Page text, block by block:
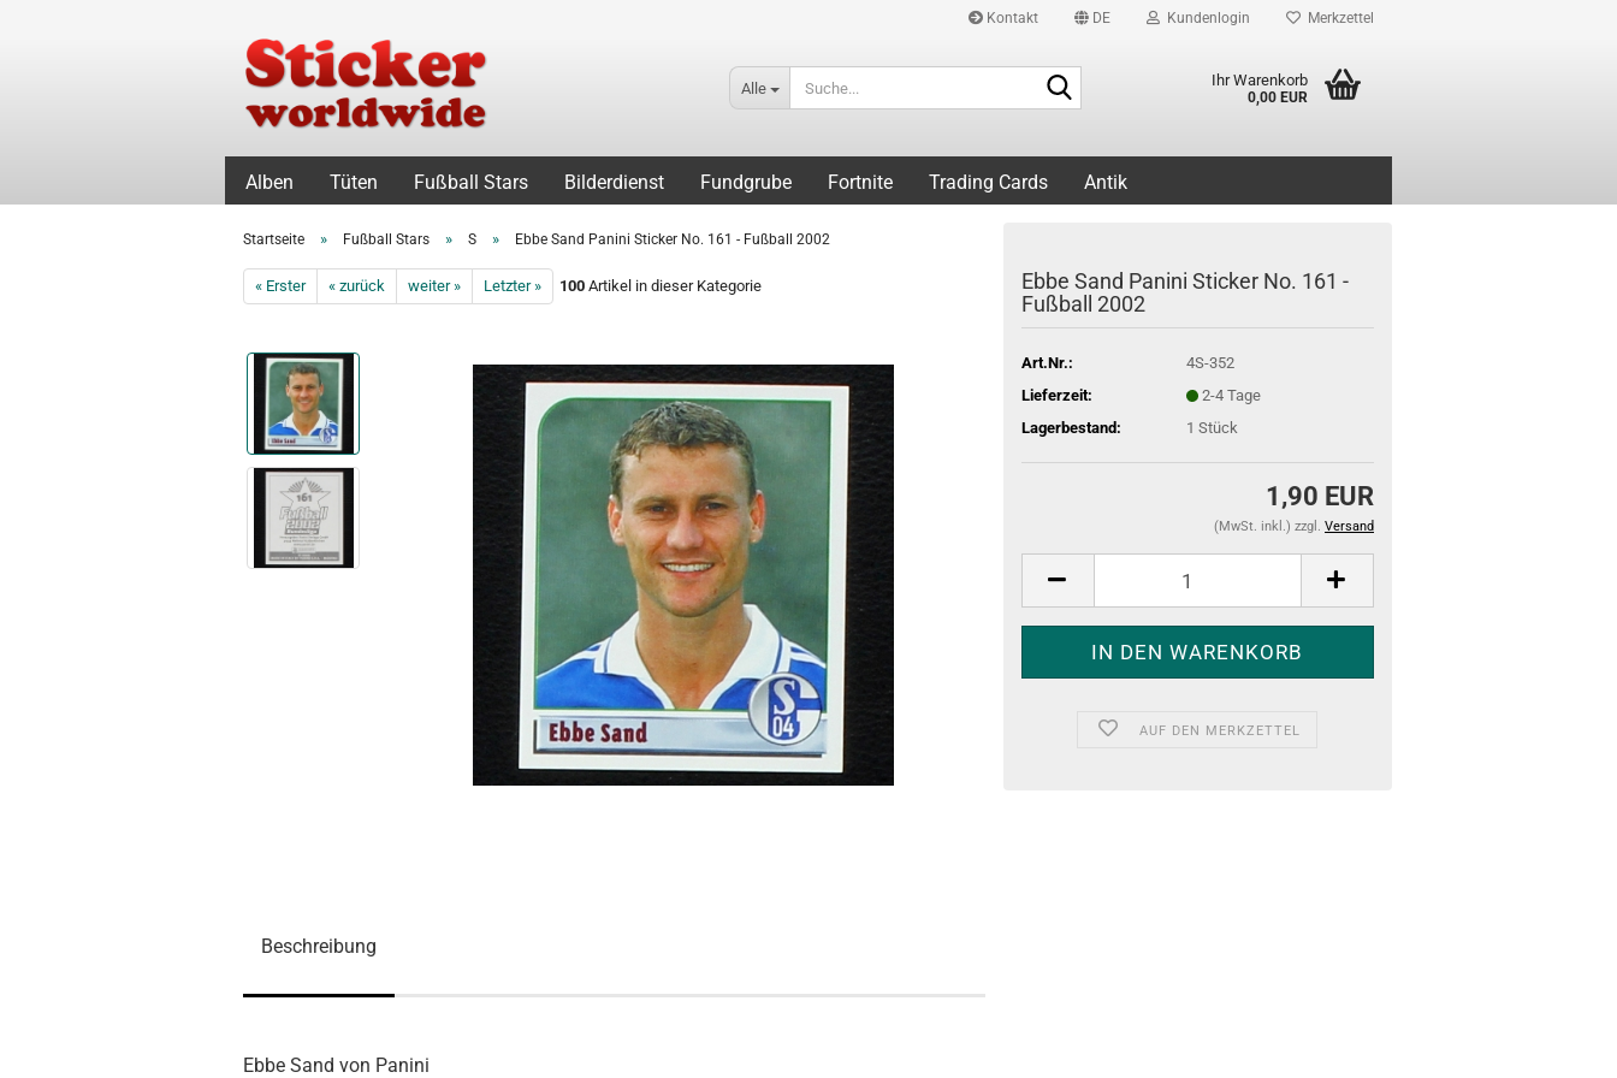
Kontakt DE Kundenlogin Merkzettel
Alle Ihr Warenkorb
0,00 EUR
Alben Tüten Fußball Stars Bilderdienst Fundgrube Fortnite Trading Cards Antik
Startseite » Fußball Stars » S » Ebbe Sand Panini Sticker No. 161 - Fußball 2002
« Erster « zurück weiter » Letzter » 100 Artikel in dieser Kategorie
Ebbe Sand Panini Sticker No. 161 -
Fußball 2002
Art.Nr.:
4S-352
Lieferzeit:
2-4 Tage
Lagerbestand:
1 Stück
1,90 EUR
(MwSt. inkl.) zzgl. Versand
AUF DEN MERKZETTEL
Beschreibung
Ebbe Sand von Panini